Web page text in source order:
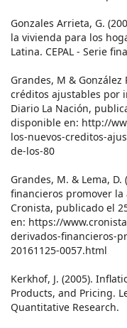
Gonzales Arrieta, G.
la vivienda para los
Latina. CEPAL - Serie
Grandes, M & González
créditos ajustables por
Diario La Nación,
disponible en: http://
los-nuevos-creditos-
de-los-80
Grandes, M. & Lema, D.
financieros promover la
Cronista, publicado el
en: https://
derivados-financieros-
20161125-0057.html
Kerkhof, J. (2005).
Products, and Pricing.
Quantitative Research.